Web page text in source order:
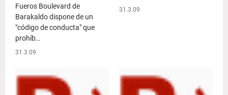
Fueros Boulevard de
Barakaldo dispone de un
"código de conducta" que
prohíb…
31.3.09
31.3.09